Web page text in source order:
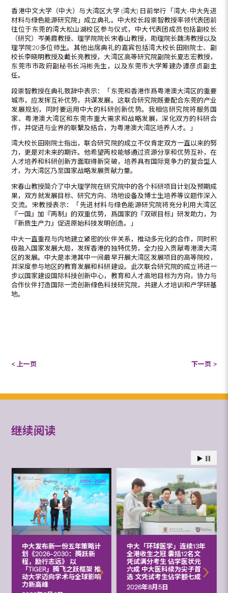
香港中文大学（中大）与大湾区大学 (湾大) 日前举行「湾大-中大先进
材料与绿色能源研究院」成立典礼。中大校长段崇智教授率领代表团前
往位于东莞的湾大松山湖校区参与仪式，中大代表团成员包括副校长
（研究）岑美霞教授、理学院院长宋春山教授，助理院长魏涛教授以及
理学院20多位师生。其他出席典礼的嘉宾包括湾大校长田刚院士、副
校长李晓明教授及戴长亮教授，大湾区高等研究院副院长夏志宏教授，
东莞市市政府副秘书长冯彬先生，以及东莞市大学筹建办谭彦贞副主
任。
段崇智教授在典礼致辞中表示：「东莞和香港作爲粤港澳大湾区的重要
城市，应发挥互补优势，共谋发展。这联合研究院既要配合东莞的产业
发展规划，同时要运用中大的科研创新优势。我相信研究院将服务国
家、粤港澳大湾区和东莞市重大需求和战略发展，深化双方的科研合
作，并促进与业界的联繫及结合，为粤港澳大湾区培养人才。」
湾大校长田刚院士指出，联合研究院的成立不仅肯定双方一直以来的努
力，更是对未来的期许。他希望两校能够通过资源分享和优势互补，在
人才培养和科研创新方面取得新突破，培养具有国际竞争力的复合型人
才，为大湾区乃至国家战略发展贡献力量。
宋春山教授简介了中大理学院在研究院中的各个科研项目计划及预期成
果，双方就发展目标、研究方向、场地设备及博士生培养等议题作深入
交流。宋教授表示：「先进材料与绿色能源研究院将充分利用大湾区
『一国』加『两制』的双重优势，爲国家的『双碳目标』研发助力，为
『新质生产力』促进原始科技发明创造。」
中大一直重视与内地建立紧密的伙伴关系，推动多元化的合作，同时积
极融入国家发展大局，发挥香港的独特优势，全力投入贡献粤港澳大湾
区的发展。中大是本港其中一间最早开展大湾区发展项目的高等院校，
并深度参与地区的教育发展和科研建设。此次联合研究院的成立将进一
步以国家建设国际科技创新中心，教育和人才高地目标为方向，协力与
合作伙伴打造国际一流创新绿色科技研究院，共建人才培训和产学研基
地。
< 上一页 下一页 >
继续阅读
中大发布新一份五年策略计
划《2026‒2030：腾跃新
程，励行志远》 以
「TIGER」腾飞之跃框架 推
动大学迈向学术与全球影响
力新高峰
中大「环球医学」连续13年
全港收生之冠 囊括12名文
凭试满分考生 佔学医状元
六成 中大医科续为尖子首
选 文凭试考生佔学额七成
2026年8月5日